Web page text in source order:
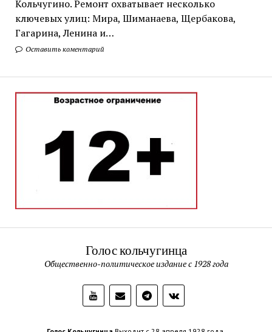
Кольчугино. Ремонт охватывает несколько
ключевых улиц: Мира, Шиманаева, Щербакова,
Гагарина, Ленина и…
Оставить коментарий
Голос кольчугинца
Общественно-политическое издание с 1928 года